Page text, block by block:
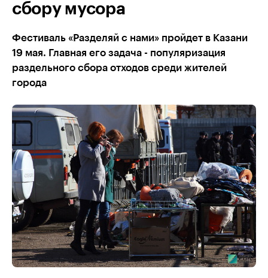
сбору мусора
Фестиваль «Разделяй с нами» пройдет в Казани
19 мая. Главная его задача - популяризация
раздельного сбора отходов среди жителей
города